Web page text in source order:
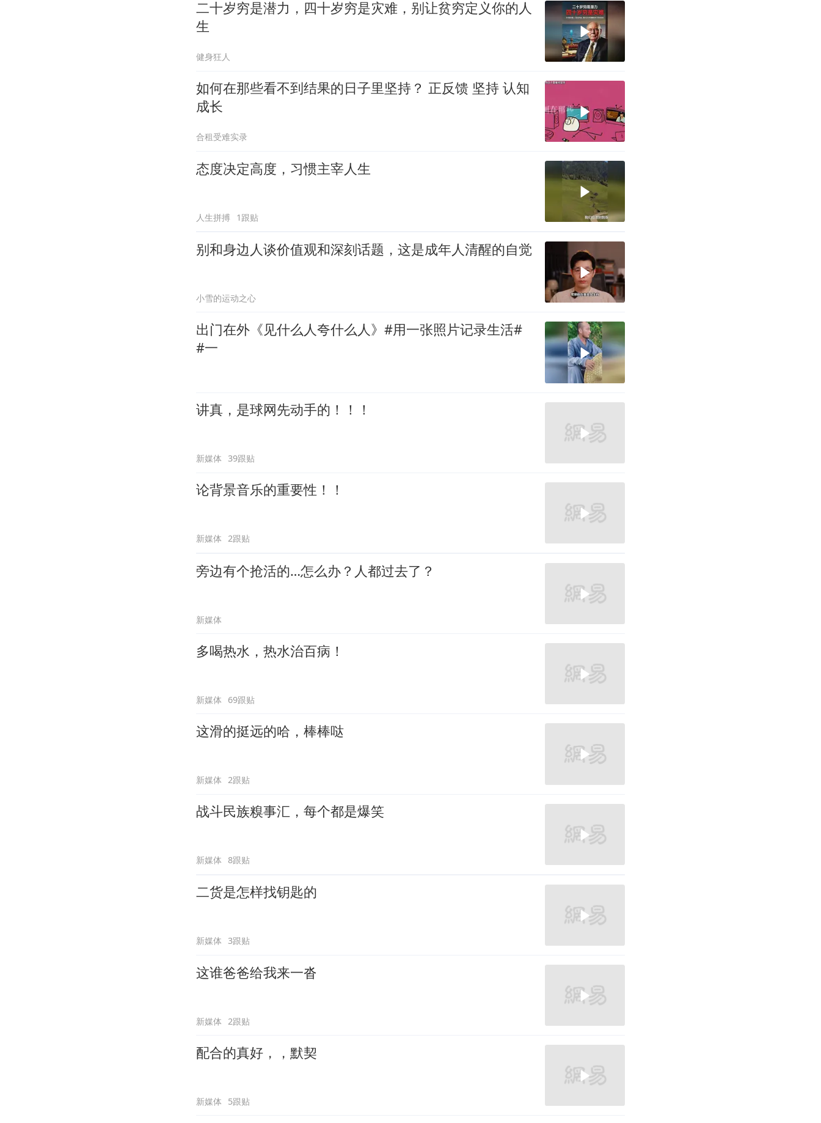
二十岁穷是潜力，四十岁穷是灾难，别让贫穷定义你的人
生
健身狂人
如何在那些看不到结果的日子里坚持？ 正反馈 坚持 认知
成长
合租受难实录
态度决定高度，习惯主宰人生
人生拼搏 1跟贴
别和身边人谈价值观和深刻话题，这是成年人清醒的自觉
小雪的运动之心
出门在外《见什么人夸什么人》#用一张照片记录生活#
#一
讲真，是球网先动手的！！！
新媒体 39跟贴
论背景音乐的重要性！！
新媒体 2跟贴
旁边有个抢活的…怎么办？人都过去了？
新媒体
多喝热水，热水治百病！
新媒体 69跟贴
这滑的挺远的哈，棒棒哒
新媒体 2跟贴
战斗民族糗事汇，每个都是爆笑
新媒体 8跟贴
二货是怎样找钥匙的
新媒体 3跟贴
这谁爸爸给我来一沓
新媒体 2跟贴
配合的真好，，默契
新媒体 5跟贴